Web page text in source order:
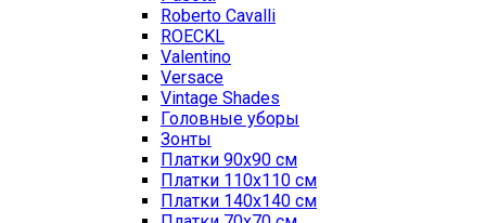
Roberto Cavalli
ROECKL
Valentino
Versace
Vintage Shades
Головные уборы
Зонты
Платки 90х90 см
Платки 110х110 см
Платки 140х140 см